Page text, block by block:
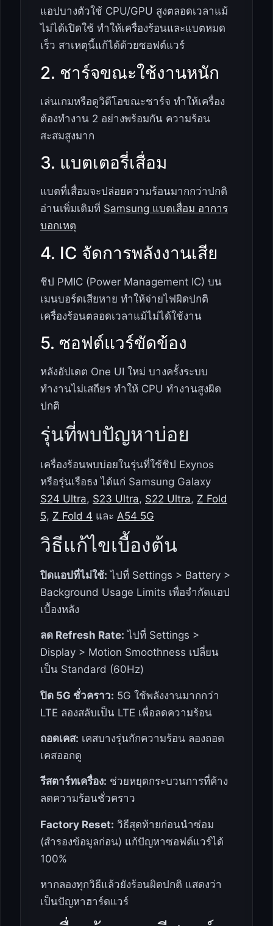
แอปบางตัวใช้ CPU/GPU สูงตลอดเวลาแม้
ไม่ได้เปิดใช้ ทำให้เครื่องร้อนและแบตหมด
เร็ว สาเหตุนี้แก้ได้ด้วยซอฟต์แวร์
2. ชาร์จขณะใช้งานหนัก
เล่นเกมหรือดูวิดีโอขณะชาร์จ ทำให้เครื่อง
ต้องทำงาน 2 อย่างพร้อมกัน ความร้อน
สะสมสูงมาก
3. แบตเตอรี่เสื่อม
แบตที่เสื่อมจะปล่อยความร้อนมากกว่าปกติ
อ่านเพิ่มเติมที่ Samsung แบตเสื่อม อาการ
บอกเหตุ
4. IC จัดการพลังงานเสีย
ชิป PMIC (Power Management IC) บน
เมนบอร์ดเสียหาย ทำให้จ่ายไฟผิดปกติ
เครื่องร้อนตลอดเวลาแม้ไม่ได้ใช้งาน
5. ซอฟต์แวร์ขัดข้อง
หลังอัปเดต One UI ใหม่ บางครั้งระบบ
ทำงานไม่เสถียร ทำให้ CPU ทำงานสูงผิด
ปกติ
รุ่นที่พบปัญหาบ่อย
เครื่องร้อนพบบ่อยในรุ่นที่ใช้ชิป Exynos
หรือรุ่นเรือธง ได้แก่ Samsung Galaxy
S24 Ultra, S23 Ultra, S22 Ultra, Z Fold
5, Z Fold 4 และ A54 5G
วิธีแก้ไขเบื้องต้น
ปิดแอปที่ไม่ใช้: ไปที่ Settings > Battery >
Background Usage Limits เพื่อจำกัดแอป
เบื้องหลัง
ลด Refresh Rate: ไปที่ Settings >
Display > Motion Smoothness เปลี่ยน
เป็น Standard (60Hz)
ปิด 5G ชั่วคราว: 5G ใช้พลังงานมากกว่า
LTE ลองสลับเป็น LTE เพื่อลดความร้อน
ถอดเคส: เคสบางรุ่นกักความร้อน ลองถอด
เคสออกดู
รีสตาร์ทเครื่อง: ช่วยหยุดกระบวนการที่ค้าง
ลดความร้อนชั่วคราว
Factory Reset: วิธีสุดท้ายก่อนนำซ่อม
(สำรองข้อมูลก่อน) แก้ปัญหาซอฟต์แวร์ได้
100%
หากลองทุกวิธีแล้วยังร้อนผิดปกติ แสดงว่า
เป็นปัญหาฮาร์ดแวร์